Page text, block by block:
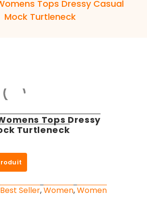
Tops Dressy Casual
Mock Turtleneck
Tops Dressy
Turtleneck
Best Seller,Women,Women